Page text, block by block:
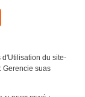
d'Utilisation du site-
Gerencie suas